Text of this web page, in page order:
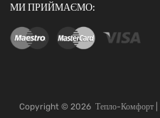
МИ ПРИЙМАЄМО:
Copyright © 2026 Тепло-